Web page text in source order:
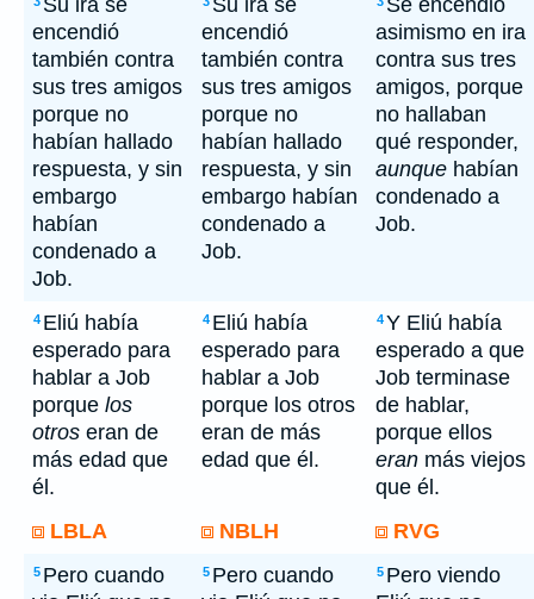
Su ira se
encendió
también contra
sus tres amigos
porque no
habían hallado
respuesta, y sin
embargo
habían
condenado a
Job.
Su ira se
encendió
también contra
sus tres amigos
porque no
habían hallado
respuesta, y sin
embargo habían
condenado a
Job.
Se encendió
asimismo en ira
contra sus tres
amigos, porque
no hallaban
qué responder,
aunque habían
condenado a
Job.
4 Eliú había
esperado para
hablar a Job
porque los
otros eran de
más edad que
él.
4 Eliú había
esperado para
hablar a Job
porque los otros
eran de más
edad que él.
4Y Eliú había
esperado a que
Job terminase
de hablar,
porque ellos
eran más viejos
que él.
LBLA
NBLH RVG
5 Pero cuando
5 Pero cuando
5 Pero viendo